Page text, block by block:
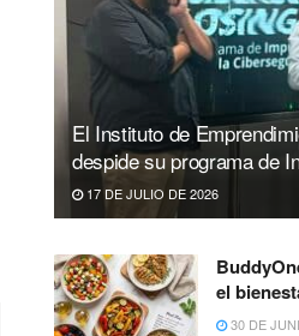
El Instituto de
despide su programa de
17 DE JULIO DE 2026
el
30 DE